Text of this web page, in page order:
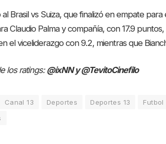
al Brasil vs Suiza, que finalizó en empate
Claudio Palma y compañía, con 17.9
el viceliderazgo con 9.2, mientras que
los ratings:@ixNN y @TevitoCinefilo
Canal 13 Deportes Deportes 13 Futbol